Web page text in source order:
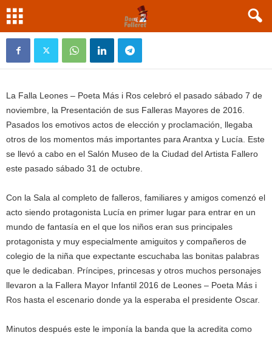
La Falla Leones exalta a sus Falleras Mayores
Nov 13, 2015
La Falla Leones – Poeta Más i Ros celebró el pasado sábado 7 de
noviembre, la Presentación de sus Falleras Mayores de 2016.
Pasados los emotivos actos de elección y proclamación, llegaba
otros de los momentos más importantes para Arantxa y Lucía. Este
se llevó a cabo en el Salón Museo de la Ciudad del Artista Fallero
este pasado sábado 31 de octubre.
Con la Sala al completo de falleros, familiares y amigos comenzó el
acto siendo protagonista Lucía en primer lugar para entrar en un
mundo de fantasía en el que los niños eran sus principales
protagonista y muy especialmente amiguitos y compañeros de
colegio de la niña que expectante escuchaba las bonitas palabras
que le dedicaban. Príncipes, princesas y otros muchos personajes
llevaron a la Fallera Mayor Infantil 2016 de Leones – Poeta Más i
Ros hasta el escenario donde ya la esperaba el presidente Oscar.
Minutos después este le imponía la banda que la acredita como